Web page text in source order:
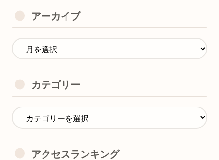
アーカイブ
カテゴリー
アクセスランキング